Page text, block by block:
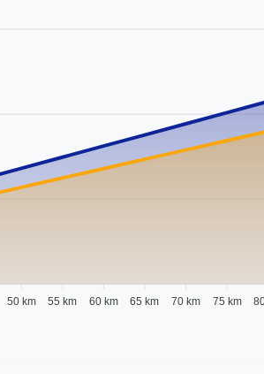
50 km 55 km 60 km 65 km 70 km 75 km